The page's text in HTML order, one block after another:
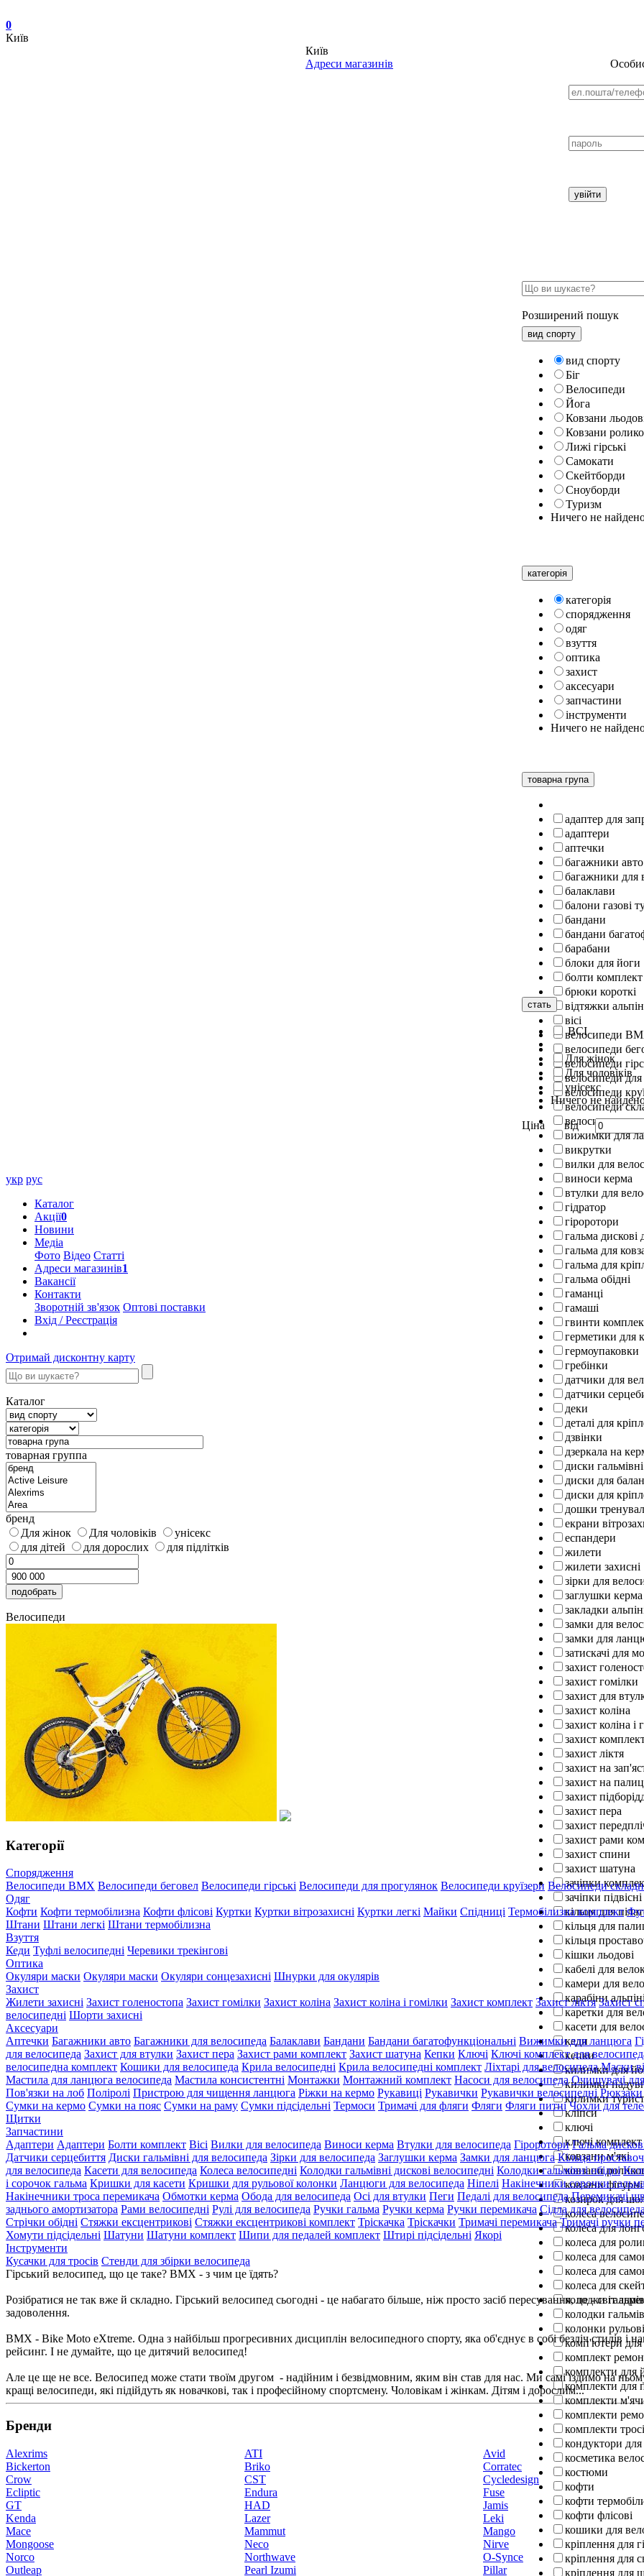
0
Київ
Київ
Адреси магазинів
Розширений пошук
вид спорту
вид спорту
Біг
Велосипеди
Йога
Ковзани
Ковзани
Лижі гірські
Самокати
Скейтборди
Сноуборди
Туризм
Ничего не
категорiя
категорiя
спорядження
одяг
взуття
оптика
захист
аксесуари
запчастини
інструменти
Ничего не
товарна група
адаптер для
адаптери
аптечки
багажники авто
багажники для
балаклави
балони газові
бандани
бандани
барабани
блоки для йоги
болти комплект
брюки короткі
відтяжки
вісі
велосипеди
велосипеди
велосипеди
велосипеди
велосипеди
велосипеди
велосипеди
вижимки для
викрутки
вилки для
виноси керма
втулки для
гідратор
гіроротори
гальма дискові
гальма для
гальма для
гальма обідні
гаманці
гамаші
гвинти
герметики для
гермоупаковки
гребінки
датчики для
датчики
деки
деталі для
дзвінки
дзеркала на
диски
диски для
диски для
дошки
екрани
еспандери
жилети
жилети захисні
зірки для
заглушки керма
закладки
замки для
замки для
затискачі для
захист
захист гомілки
захист для
захист коліна
захист коліна і
захист
захист ліктя
захист на
захист на
захист
захист пера
захист
захист рами
захист спини
захист шатуна
зачіпки
зачіпки підвісні
кільця для
кільця для
кільця
кішки льодові
кабелі для
камери для
карабіни
каретки для
касети для
кеди
кепки
килимки для
килимки
килимки
кліпси
ключі
ключі
ковзани м'які
ковзани
ковзани фігурні
козирок для
колеса
колеса для
колеса для
колеса для
колеса для
колеса для
колодки
колодки
колонки
комп'ютери для
комплект
комплекти для
комплекти для
комплекти
комплекти
комплекти
кондуктори
косметика
костюми
кофти
кофти
кофти флісові
кошики для
кріплення для
кріплення для
кріплення для
стать
ВСІ
Для жінок
Для чоловіків
унісекс
Ничего не
Ціна від
укр рус
Каталог
Акції0
Новини
Медіа
Фото Відео Статті
Адреси магазинів1
Вакансії
Контакти
Зворотній зв'язок Оптові поставки
Вхід / Реєстрація
Отримай дисконтну карту
Каталог
товарная группа
бренд
Для жінок
Для чоловіків
унісекс
для дітей
для дорослих для підлітків
Велосипеди
Категорії
Спорядження
Велосипеди BMX Велосипеди беговел Велосипеди гірські Велосипеди для прогулянок Велосипеди круїзери Велосипеди
Одяг
Кофти Кофти термобілизна Кофти флісові Куртки Куртки вітрозахисні Куртки легкі Майки Спідниці Термобілизна комплект
Штани Штани легкі Штани термобілизна
Взуття
Кеди Туфлі велосипедні Черевики трекінгові
Оптика
Окуляри маски Окуляри маски Окуляри сонцезахисні Шнурки для окулярів
Захист
Жилети захисні Захист голеностопа Захист гомілки Захист коліна Захист коліна і гомілки Захист комплект Захист ліктя Захист
велосипедні Шорти захисні
Аксесуари
Аптечки Багажники авто Багажники для велосипеда Балаклави Бандани Бандани багатофункціональні Вижимки для ланцюга
для велосипеда Захист для втулки Захист пера Захист рами комплект Захист шатуна Кепки Ключі Ключі комплект для
велосипедна комплект Кошики для велосипеда Крила велосипедні Крила велосипедні комплект Ліхтарі для велосипеда Маски
Мастила для ланцюга велосипеда Мастила консистентні Монтажки Монтажний комплект Насоси для велосипеда Очищувачі
Пов'язки на лоб Поліролі Пристрою для чищення ланцюга Ріжки на кермо Рукавиці Рукавички Рукавички велосипедні Рюкзаки
Сумки на кермо Сумки на пояс Сумки на раму Сумки підсідельні Термоси Тримачі для фляги Фляги Фляги питні Чохли для
Щитки
Запчастини
Адаптери Адаптери Болти комплект Вісі Вилки для велосипеда Виноси керма Втулки для велосипеда Гіроротори Гальма
Датчики серцебиття Диски гальмівні для велосипеда Зірки для велосипеда Заглушки керма Замки для ланцюга Кільця
для велосипеда Касети для велосипеда Колеса велосипедні Колодки гальмівні дискові велосипедні Колодки гальмівні обідні
і сорочок гальма Кришки для касети Кришки для рульової колонки Ланцюги для велосипеда Ніпелі Накінечники сорочки
Накінечники троса перемикача Обмотки керма Обода для велосипеда Осі для втулки Пеги Педалі для велосипеда Перемикачі
заднього амортизатора Рами велосипедні Рулі для велосипеда Ручки гальма Ручки керма Ручки перемикача Сідла для
Стрічки обідні Стяжки ексцентрикові Стяжки ексцентрикові комплект Тріскачка Тріскачки Тримачі перемикача Тримачі ручки
Хомути підсідельні Шатуни Шатуни комплект Шипи для педалей комплект Штирі підсідельні Якорі
Інструменти
Кусачки для тросів Стенди для збірки велосипеда
Гірський велосипед, що це таке? BMX - з чим це їдять?
Розібратися не так вже й складно. Гірський велосипед сьогодні - це набагато більше, ніж просто засіб пересування, це - світ
задоволення.
BMX - Bike Moto eXtreme. Одна з найбільш прогресивних дисциплін велосипедного спорту, яка об'єднує в собі безліч стилів і
рейсинг. І не думайте, що це дитячий велосипед!
Але це ще не все. Велосипед може стати твоїм другом - надійним і безвідмовним, яким він став для нас. Ми самі їздимо на
кращі велосипеди, які підійдуть як новачкові, так і професійному спортсмену. Чоловікам і жінкам. Дітям і дорослим...
Бренди
Alexrims
Bickerton
Crow
Ecliptic
GT
Kenda
Mace
Mongoose
Norco
Outleap
ATI
Briko
CST
Endura
HAD
Lazer
Mammut
Neco
Northwave
Pearl Izumi
Avid
Corratec
Cycledesign
Fuse
Jamis
Leki
Mango
Nirve
O-Synce
Pillar